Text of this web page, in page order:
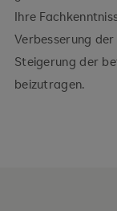
Ihre
Verbesserung
Steigerung der
beizutragen.